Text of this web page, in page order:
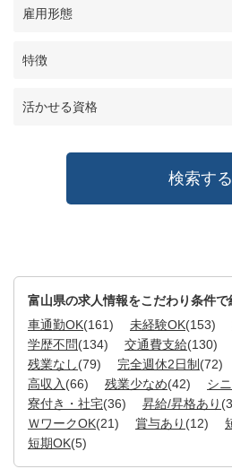
雇用形態
特徴
活かせる資格
富山県の求人情報をこだわり条件で
車通勤OK(161) 未経験OK(153)
学歴不問(134) 交通費支給(130)
残業なし(79) 完全週休2日制 (72)
高収入 (66) 残業少なめ(42) シ
寮付き・社宅(36) 昇給/昇格あり
ＷワークOK(21) 賞与あり (12)
短期OK(5)